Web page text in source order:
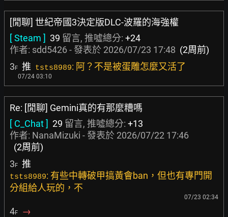
[閒聊] 世紀帝國3決定版DLC-波羅的海強權
[ Steam ] 39 留言, 推噓總分: +24
作者: sdd5426- 發表於 2026/07/23 17:48 (2周前)
3F 推 tsts8989: 阿？不是被蛋雕怎麼又活了
07/24 03:10
Re: [閒聊] Gemini真的有那麼糟嗎
[ C_Chat ] 29 留言, 推噓總分: +13
作者: NanaMizuki - 發表於 2026/07/22 17:46
(2周前)
3F 推
tsts8989: 有些中轉破甲搞黃會ban，但也有專門開
分組給人玩的，不
07/23 02:34
4F →